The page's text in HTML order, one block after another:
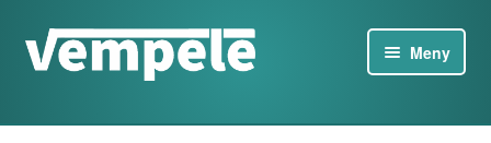
Gå
til
Hopp
til
Meny